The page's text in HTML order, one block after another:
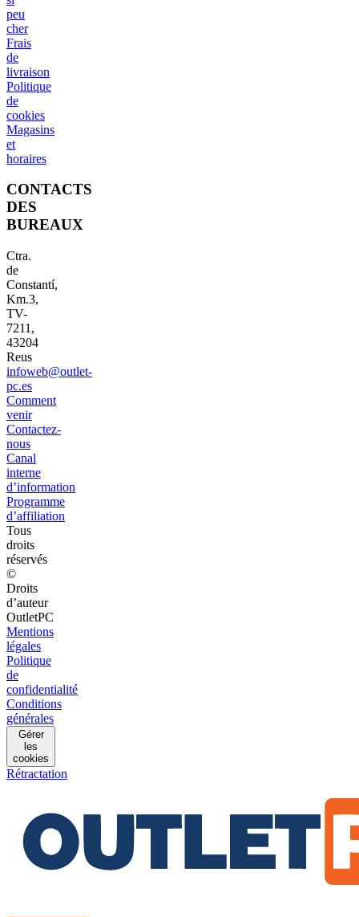
peu
cher
Frais
de
livraison
Politique
de
cookies
Magasins
et
horaires
CONTACTS
DES
BUREAUX
Ctra.
de
Constantí,
Km.3,
TV-
7211,
43204
Reus
infoweb@outlet-
pc.es
Comment
venir
Contactez-
nous
Canal
interne
d’information
Programme
d’affiliation
Tous
droits
réservés
©
Droits
d’auteur
OutletPC
Mentions
légales
Politique
de
confidentialité
Conditions
générales
Gérer
les
cookies
Rétractation